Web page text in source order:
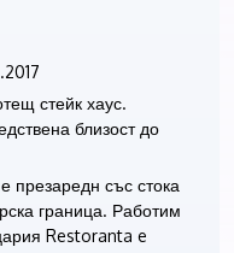
стейк хаус.
близост до
презаредн със стока
граница. Работим
Restoranta e